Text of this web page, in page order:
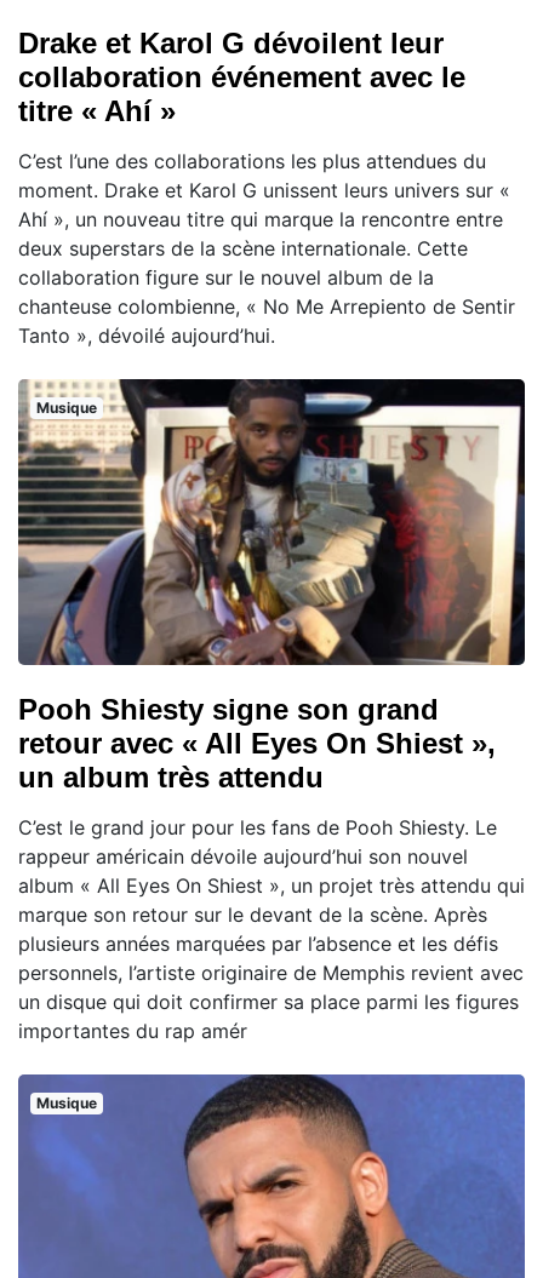
Drake et Karol G dévoilent leur
collaboration événement avec le
titre « Ahí »
C’est l’une des collaborations les plus attendues du
moment. Drake et Karol G unissent leurs univers sur «
Ahí », un nouveau titre qui marque la rencontre entre
deux superstars de la scène internationale. Cette
collaboration figure sur le nouvel album de la
chanteuse colombienne, « No Me Arrepiento de Sentir
Tanto », dévoilé aujourd’hui.
Musique
Pooh Shiesty signe son grand
retour avec « All Eyes On Shiest »,
un album très attendu
C’est le grand jour pour les fans de Pooh Shiesty. Le
rappeur américain dévoile aujourd’hui son nouvel
album « All Eyes On Shiest », un projet très attendu qui
marque son retour sur le devant de la scène. Après
plusieurs années marquées par l’absence et les défis
personnels, l’artiste originaire de Memphis revient avec
un disque qui doit confirmer sa place parmi les figures
importantes du rap amér
Musique